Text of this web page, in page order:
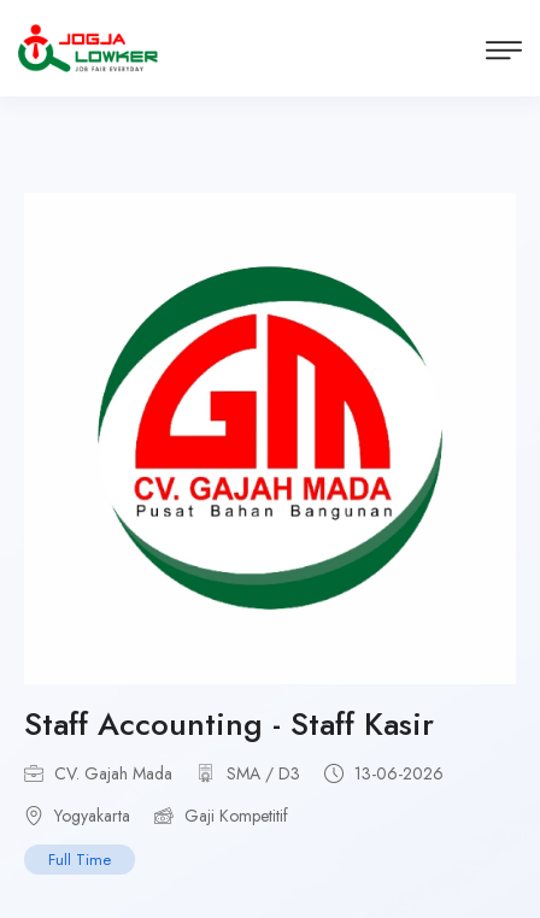
Staff Accounting - Staff Kasir
CV. Gajah Mada SMA / D3
13-06-2026
Yogyakarta
Gaji Kompetitif
Full Time